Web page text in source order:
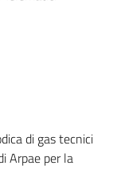
di gas tecnici
Arpae per la